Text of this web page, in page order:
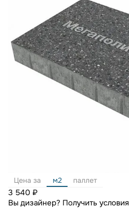
Цена за м2 паллет
3 540 ₽
Вы дизайнер? Получить условия